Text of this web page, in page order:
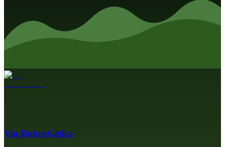
Via DobroGetica